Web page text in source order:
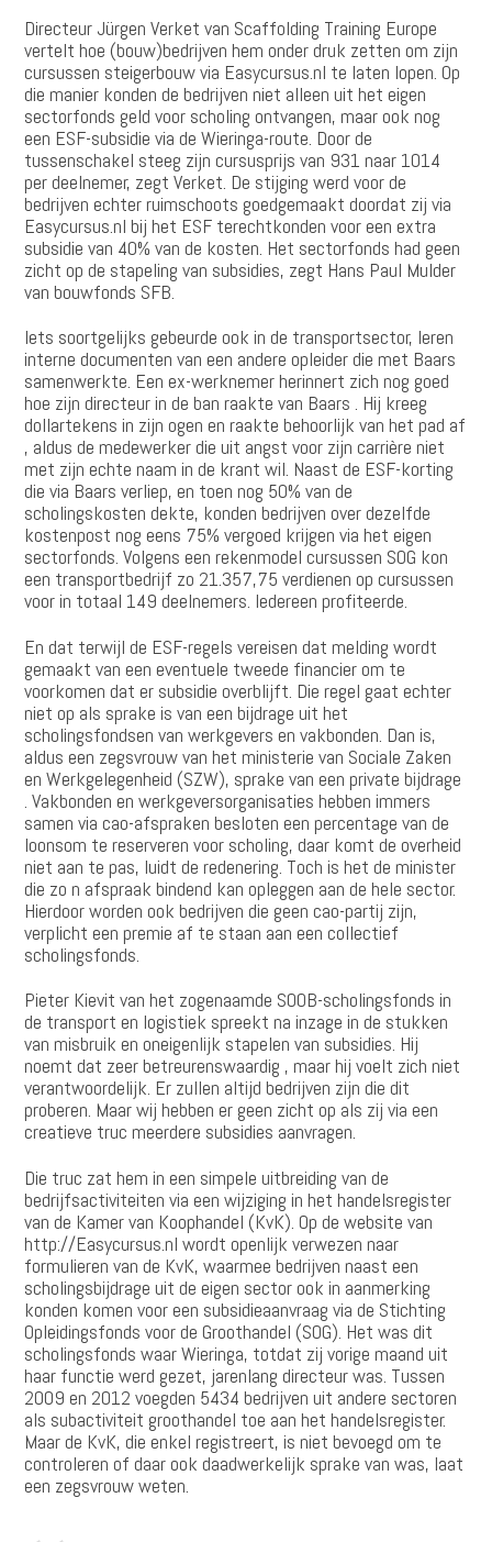
Directeur Jürgen Verket van Scaffolding Training Europe
vertelt hoe (bouw)bedrijven hem onder druk zetten om zijn
cursussen steigerbouw via Easycursus.nl te laten lopen. Op
die manier konden de bedrijven niet alleen uit het eigen
sectorfonds geld voor scholing ontvangen, maar ook nog
een ESF-subsidie via de Wieringa-route. Door de
tussenschakel steeg zijn cursusprijs van 931 naar 1014
per deelnemer, zegt Verket. De stijging werd voor de
bedrijven echter ruimschoots goedgemaakt doordat zij via
Easycursus.nl bij het ESF terechtkonden voor een extra
subsidie van 40% van de kosten. Het sectorfonds had geen
zicht op de stapeling van subsidies, zegt Hans Paul Mulder
van bouwfonds SFB.
Iets soortgelijks gebeurde ook in de transportsector, leren
interne documenten van een andere opleider die met Baars
samenwerkte. Een ex-werknemer herinnert zich nog goed
hoe zijn directeur in de ban raakte van Baars . Hij kreeg
dollartekens in zijn ogen en raakte behoorlijk van het pad af
, aldus de medewerker die uit angst voor zijn carrière niet
met zijn echte naam in de krant wil. Naast de ESF-korting
die via Baars verliep, en toen nog 50% van de
scholingskosten dekte, konden bedrijven over dezelfde
kostenpost nog eens 75% vergoed krijgen via het eigen
sectorfonds. Volgens een rekenmodel cursussen SOG kon
een transportbedrijf zo 21.357,75 verdienen op cursussen
voor in totaal 149 deelnemers. Iedereen profiteerde.
En dat terwijl de ESF-regels vereisen dat melding wordt
gemaakt van een eventuele tweede financier om te
voorkomen dat er subsidie overblijft. Die regel gaat echter
niet op als sprake is van een bijdrage uit het
scholingsfondsen van werkgevers en vakbonden. Dan is,
aldus een zegsvrouw van het ministerie van Sociale Zaken
en Werkgelegenheid (SZW), sprake van een private bijdrage
. Vakbonden en werkgeversorganisaties hebben immers
samen via cao-afspraken besloten een percentage van de
loonsom te reserveren voor scholing, daar komt de overheid
niet aan te pas, luidt de redenering. Toch is het de minister
die zo n afspraak bindend kan opleggen aan de hele sector.
Hierdoor worden ook bedrijven die geen cao-partij zijn,
verplicht een premie af te staan aan een collectief
scholingsfonds.
Pieter Kievit van het zogenaamde SOOB-scholingsfonds in
de transport en logistiek spreekt na inzage in de stukken
van misbruik en oneigenlijk stapelen van subsidies. Hij
noemt dat zeer betreurenswaardig , maar hij voelt zich niet
verantwoordelijk. Er zullen altijd bedrijven zijn die dit
proberen. Maar wij hebben er geen zicht op als zij via een
creatieve truc meerdere subsidies aanvragen.
Die truc zat hem in een simpele uitbreiding van de
bedrijfsactiviteiten via een wijziging in het handelsregister
van de Kamer van Koophandel (KvK). Op de website van
http://Easycursus.nl wordt openlijk verwezen naar
formulieren van de KvK, waarmee bedrijven naast een
scholingsbijdrage uit de eigen sector ook in aanmerking
konden komen voor een subsidieaanvraag via de Stichting
Opleidingsfonds voor de Groothandel (SOG). Het was dit
scholingsfonds waar Wieringa, totdat zij vorige maand uit
haar functie werd gezet, jarenlang directeur was. Tussen
2009 en 2012 voegden 5434 bedrijven uit andere sectoren
als subactiviteit groothandel toe aan het handelsregister.
Maar de KvK, die enkel registreert, is niet bevoegd om te
controleren of daar ook daadwerkelijk sprake van was, laat
een zegsvrouw weten.